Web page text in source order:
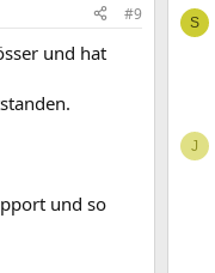
#9
und hat
und so
S
J